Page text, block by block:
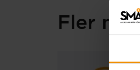
Fler